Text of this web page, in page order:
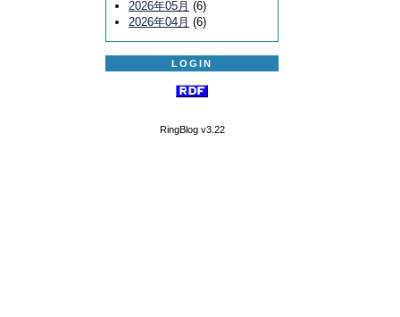
2026年05月 (6)
2026年04月 (6)
LOGIN
RingBlog v3.22